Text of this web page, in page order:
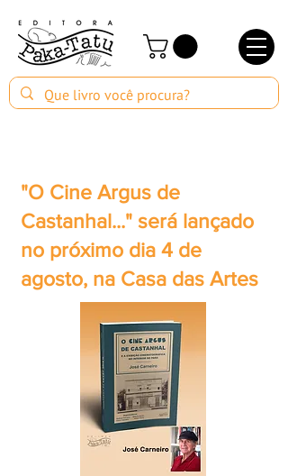
"O Cine Argus de
Castanhal..." será lançado
no próximo dia 4 de
agosto, na Casa das Artes